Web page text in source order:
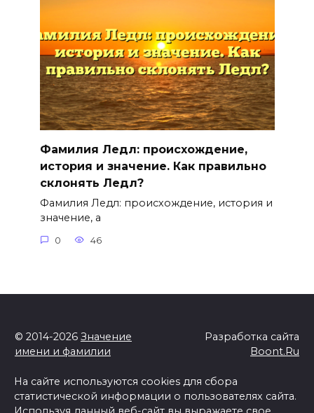
Фамилия Ледл: происхождение,
история и значение. Как правильно
склонять Ледл?
Фамилия Ледл: происхождение, история и
значение, а
0 46
© 2014-2026 Значение
имени и фамилии
Разработка сайта
Boont.Ru
На сайте используются cookies для сбора
статистической информации о пользователях сайта.